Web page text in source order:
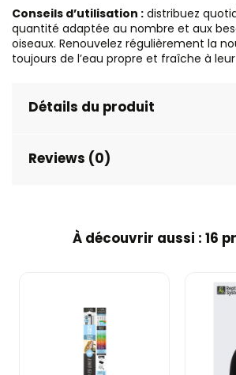
Conseils d’utilisation : distribuez
quantité adaptée au nombre et aux
oiseaux. Renouvelez régulièrement la
toujours de l’eau propre et fraîche à
Détails du produit
Reviews (0)
À découvrir aussi : 16